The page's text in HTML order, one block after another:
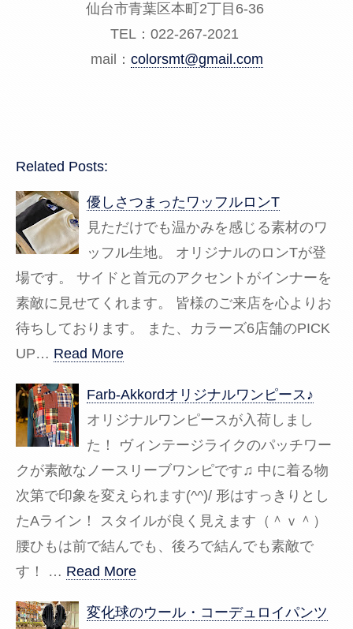
仙台市青葉区本町2丁目6-36
TEL：022-267-2021
mail： colorsmt@gmail.com
Related Posts:
優しさつまったワッフルロンT
見ただけでも温かみを感じる素材のワ
ッフル生地。 オリジナルのロンTが登
場です。 サイドと首元のアクセントがインナーを
素敵に見せてくれます。 皆様のご来店を心よりお
待ちしております。 また、カラーズ6店舗のPICK
UP… Read More
Farb-Akkordオリジナルワンピース♪
オリジナルワンピースが入荷しまし
た！ ヴィンテージライクのパッチワー
クが素敵なノースリーブワンピです♫ 中に着る物
次第で印象を変えられます(^^)/ 形はすっきりとし
たAライン！ スタイルが良く見えます（＾ｖ＾）
腰ひもは前で結んでも、後ろで結んでも素敵で
す！ … Read More
変化球のウール・コーデュロイパンツ